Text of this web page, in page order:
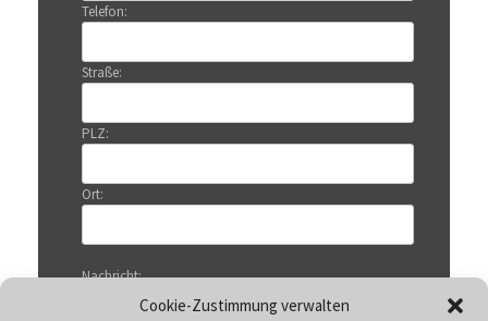
Cookie-Zustimmung verwalten
Telefon:
Straße:
PLZ:
Ort:
Nachricht: